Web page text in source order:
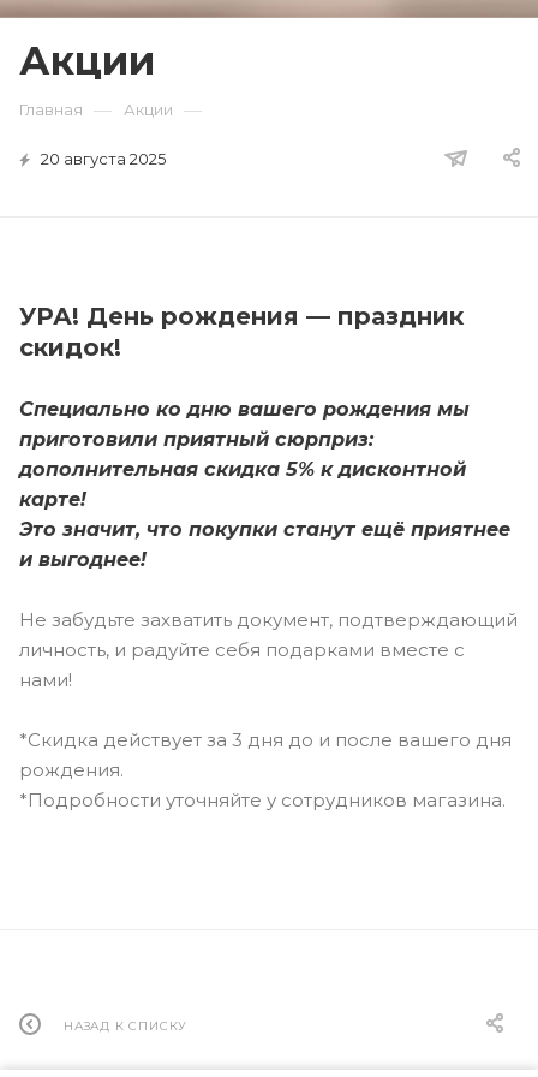
Акции
Главная — Акции —
20 августа 2025
УРА! День рождения — праздник
скидок!
Специально ко дню вашего рождения мы
приготовили приятный сюрприз:
дополнительная скидка 5% к дисконтной
карте!
Это значит, что покупки станут ещё приятнее
и выгоднее!
Не забудьте захватить документ, подтверждающий
личность, и радуйте себя подарками вместе с
нами!
*Скидка действует за 3 дня до и после вашего дня
рождения.
*Подробности уточняйте у сотрудников магазина.
НАЗАД К СПИСКУ